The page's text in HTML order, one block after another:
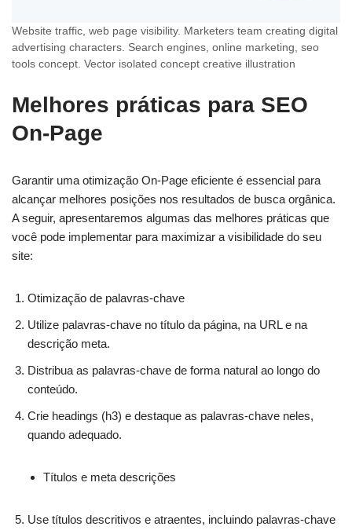
Website traffic, web page visibility. Marketers team creating digital
advertising characters. Search engines, online marketing, seo
tools concept. Vector isolated concept creative illustration
Melhores práticas para SEO
On-Page
Garantir uma otimização On-Page eficiente é essencial para
alcançar melhores posições nos resultados de busca orgânica.
A seguir, apresentaremos algumas das melhores práticas que
você pode implementar para maximizar a visibilidade do seu
site:
Otimização de palavras-chave
Utilize palavras-chave no título da página, na URL e na
descrição meta.
Distribua as palavras-chave de forma natural ao longo do
conteúdo.
Crie headings (h3) e destaque as palavras-chave neles,
quando adequado.
Títulos e meta descrições
Use títulos descritivos e atraentes, incluindo palavras-chave